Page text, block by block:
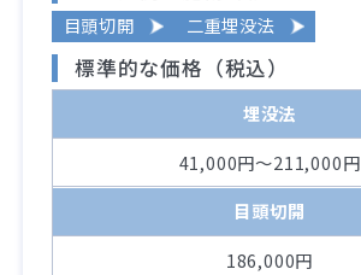
目頭切開 二重埋没法
標準的な価格（税込）
埋没法
41,000円～211,000円
目頭切開
186,000円